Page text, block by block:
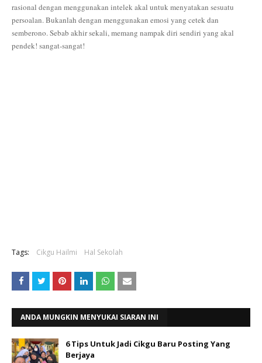
rasional dengan menggunakan intelek akal untuk menyatakan sesuatu
persoalan. Bukanlah dengan menggunakan emosi yang cetek dan
semberono. Sebab akhir sekali, memang nampak diri sendiri yang akal
pendek! sangat-sangat!
Tags: Cikgu Hailmi Hal Sekolah
ANDA MUNGKIN MENYUKAI SIARAN INI
6 Tips Untuk Jadi Cikgu Baru Posting Yang
Berjaya